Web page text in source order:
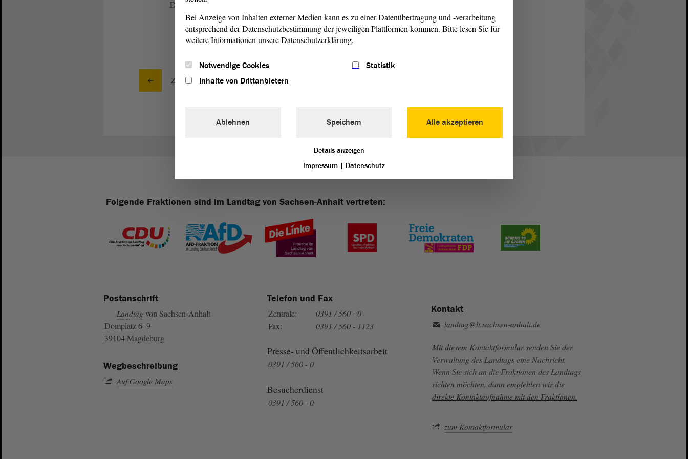
Damit ist dieser
Zurück zur Landtagssitzung
Folgende Fraktionen sind im Landtag von Sachsen-Anhalt vertreten:
Postanschrift
Landtag von Sachsen-Anhalt
Domplatz 6–9
39104 Magdeburg
Wegbeschreibung
Auf Google Maps
Telefon und Fax
Zentrale:
0391 / 560 - 0
Fax:
0391 / 560 - 1123
Presse- und Öffentlichkeitsarbeit
0391 / 560 - 0
Besucherdienst
0391 / 560 - 0
Kontakt
landtag@lt.sachsen-anhalt.de
Mit diesem Kontaktformular senden Sie der
Verwaltung des Landtags eine Nachricht.
Wenn Sie sich an die Fraktionen des Landtags
richten möchten, dann empfehlen wir die
direkte Kontaktaufnahme mit den Fraktionen.
zum Kontaktformular
Bei Anzeige von Inhalten externer Medien kann es zu einer Datenübertragung und -verarbeitung
entsprechend der Datenschutzbestimmung der jeweiligen Plattformen kommen. Bitte lesen Sie für
weitere Informationen unsere Datenschutzerklärung.
Notwendige Cookies
Statistik
Inhalte von Drittanbietern
Alle akzeptieren
Ablehnen Speichern
Details anzeigen
Impressum | Datenschutz